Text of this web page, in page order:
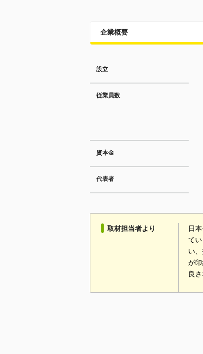
企業概要
設立
従業員数
資本金
代表者
取材担当者より
日
て
い
が
良